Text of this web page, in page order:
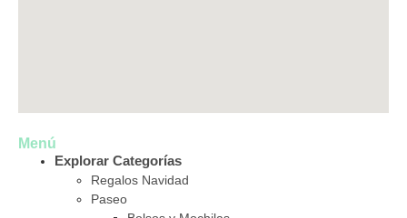
Menú
Explorar Categorías
Regalos Navidad
Paseo